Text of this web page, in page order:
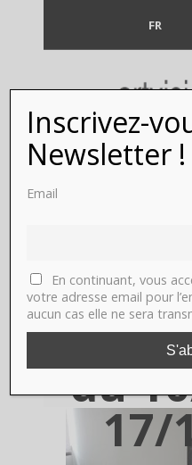
FR
du
17/
Inscrivez-
Newsletter !
Email
En continuant, vous
votre adresse email pour
aucun cas elle ne sera